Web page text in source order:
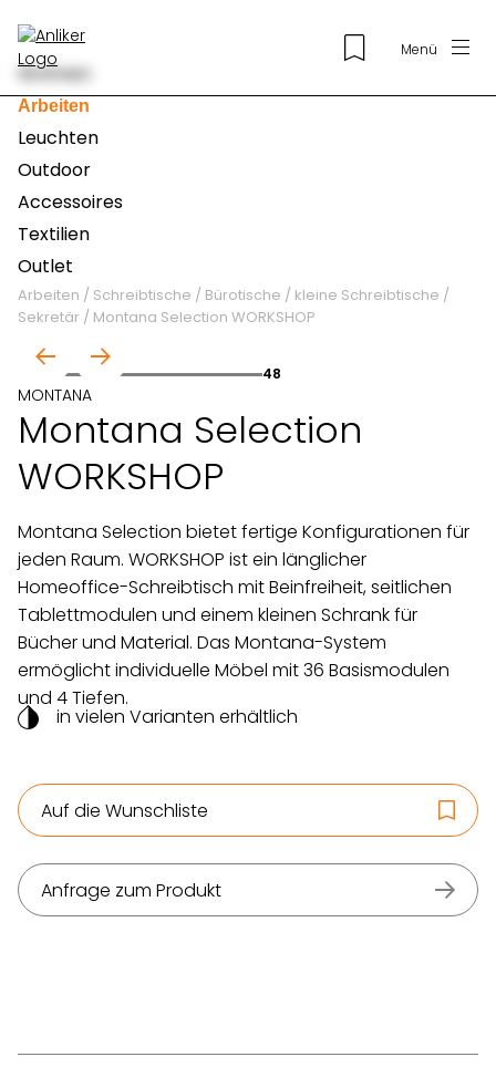
Menü
Wohnen
Arbeiten
Leuchten
Outdoor
Accessoires
Textilien
Outlet
Arbeiten / Schreibtische / Bürotische / kleine Schreibtische /
Sekretär / Montana Selection WORKSHOP
48
MONTANA
Montana Selection
WORKSHOP
Montana Selection bietet fertige Konfigurationen für
jeden Raum. WORKSHOP ist ein länglicher
Homeoffice-Schreibtisch mit Beinfreiheit, seitlichen
Tablettmodulen und einem kleinen Schrank für
Bücher und Material. Das Montana-System
ermöglicht individuelle Möbel mit 36 Basismodulen
und 4 Tiefen.
in vielen Varianten erhältlich
Auf die Wunschliste
Anfrage zum Produkt